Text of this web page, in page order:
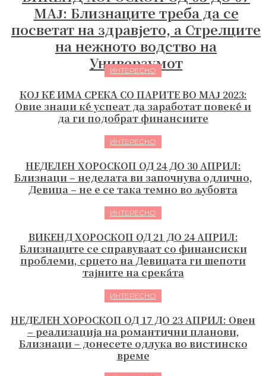
МАЈ: Близнаците треба да се
посветат на здравјето, а Стрелците
на нежното водство на
Универзумот
ИНТЕРЕСНО
КОЈ ЌЕ ИМА СРЕЌА СО ПАРИТЕ ВО МАЈ 2023:
Овие знаци ќе успеат да заработат повеќе и
да ги подобрат финансиите
ИНТЕРЕСНО
НЕДЕЛЕН ХОРОСКОП ОД 24 ДО 30 АПРИЛ:
Близнаци – неделата ви започнува одлично,
Девица – не е се така темно во љубовта
ИНТЕРЕСНО
ВИКЕНД ХОРОСКОП ОД 21 ДО 24 АПРИЛ:
Близнаците се справуваат со финансиски
проблеми, срцето на Девицата ги шепоти
тајните на среќата
ИНТЕРЕСНО
НЕДЕЛЕН ХОРОСКОП ОД 17 ДО 23 АПРИЛ: Овен
– реализација на романтични планови,
Близнаци – донесете одлука во вистинско
време